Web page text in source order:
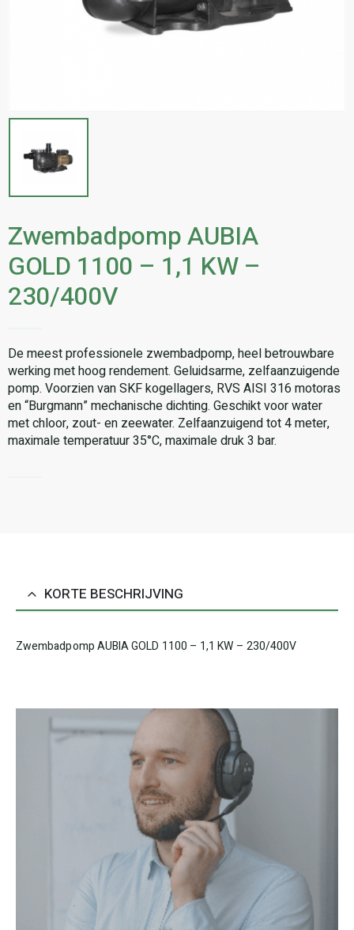
Zwembadpomp AUBIA
GOLD 1100 – 1,1 KW –
230/400V
De meest professionele zwembadpomp, heel betrouwbare
werking met hoog rendement. Geluidsarme, zelfaanzuigende
pomp. Voorzien van SKF kogellagers, RVS AISI 316 motoras
en “Burgmann” mechanische dichting. Geschikt voor water
met chloor, zout- en zeewater. Zelfaanzuigend tot 4 meter,
maximale temperatuur 35°C, maximale druk 3 bar.
KORTE BESCHRIJVING
Zwembadpomp AUBIA GOLD 1100 – 1,1 KW – 230/400V